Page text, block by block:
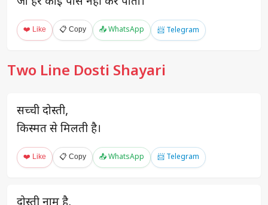
❤️ Like 📋 Copy 📤 WhatsApp 📨 Telegram
Two Line Dosti Shayari
सच्ची दोस्ती,
किस्मत से मिलती है।
❤️ Like 📋 Copy 📤 WhatsApp 📨 Telegram